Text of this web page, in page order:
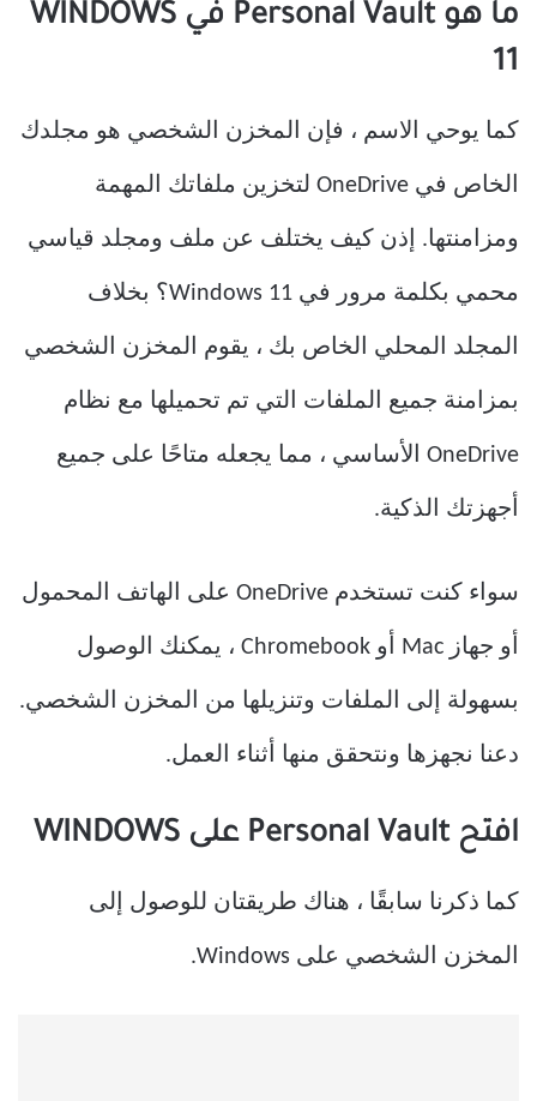
ما هو Personal Vault في WINDOWS
11
كما يوحي الاسم ، فإن المخزن الشخصي هو مجلدك
الخاص في OneDrive لتخزين ملفاتك المهمة
ومزامنتها. إذن كيف يختلف عن ملف ومجلد قياسي
محمي بكلمة مرور في Windows 11؟ بخلاف
المجلد المحلي الخاص بك ، يقوم المخزن الشخصي
بمزامنة جميع الملفات التي تم تحميلها مع نظام
OneDrive الأساسي ، مما يجعله متاحًا على جميع
أجهزتك الذكية.
سواء كنت تستخدم OneDrive على الهاتف المحمول
أو جهاز Mac أو Chromebook ، يمكنك الوصول
بسهولة إلى الملفات وتنزيلها من المخزن الشخصي.
دعنا نجهزها ونتحقق منها أثناء العمل.
افتح Personal Vault على WINDOWS
كما ذكرنا سابقًا ، هناك طريقتان للوصول إلى
المخزن الشخصي على Windows.